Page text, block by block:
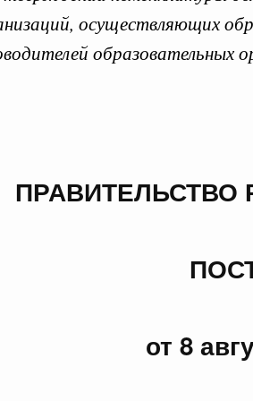
осуществляющих
образовательных
от 8
со справками к